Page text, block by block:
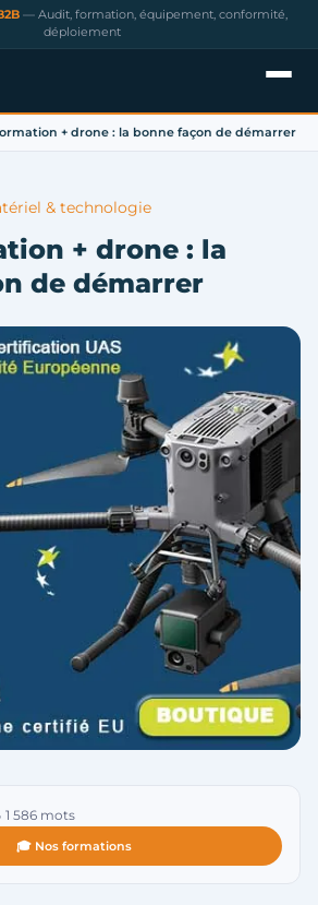
— Audit, formation, équipement, conformité,
déploiement
+ drone : la bonne façon de démarrer
& technologie
+ drone : la
de démarrer
1 586 mots
🎓 Nos formations